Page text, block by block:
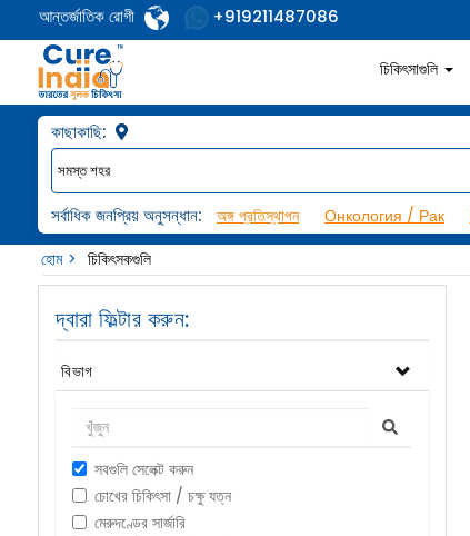
আন্তর্জাতিক রোগী +919211487086
চিকিৎসাগুলি
কাছাকাছি:
সর্বাধিক জনপ্রিয় অনুসন্ধান: অঙ্গ প্রতিস্থাপন Онкология / Рак
হোম
চিকিৎসকগুলি
দ্বারা ফিল্টার করুন:
বিভাগ
সবগুলি সেলেক্ট করুন
চোখের চিকিৎসা / চক্ষু যত্ন
মেরুদণ্ডের সার্জারি